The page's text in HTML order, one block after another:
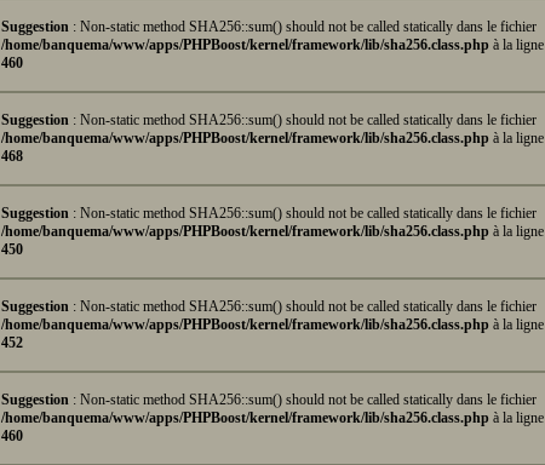
Suggestion : Non-static method SHA256::sum() should not be called statically dans le fichier
/home/banquema/www/apps/PHPBoost/kernel/framework/lib/sha256.class.php à la ligne
460
Suggestion : Non-static method SHA256::sum() should not be called statically dans le fichier
/home/banquema/www/apps/PHPBoost/kernel/framework/lib/sha256.class.php à la ligne
468
Suggestion : Non-static method SHA256::sum() should not be called statically dans le fichier
/home/banquema/www/apps/PHPBoost/kernel/framework/lib/sha256.class.php à la ligne
450
Suggestion : Non-static method SHA256::sum() should not be called statically dans le fichier
/home/banquema/www/apps/PHPBoost/kernel/framework/lib/sha256.class.php à la ligne
452
Suggestion : Non-static method SHA256::sum() should not be called statically dans le fichier
/home/banquema/www/apps/PHPBoost/kernel/framework/lib/sha256.class.php à la ligne
460